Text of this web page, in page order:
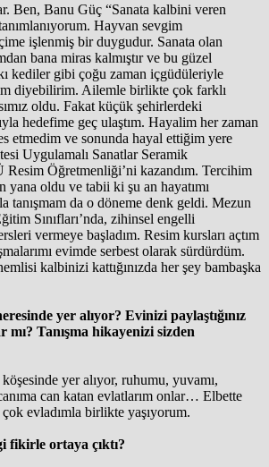
Ben, Banu Güç “Sanata kalbini veren
Hayvan sevgim
işlenmiş bir duygudur. Sanata olan
bana miras kalmıştır ve bu güzel
kediler gibi çoğu zaman içgüdüleriyle
diyebilirim. Ailemle birlikte çok farklı
oldu. Fakat küçük şehirlerdeki
hedefime geç ulaştım. Hayalim her zaman
etmedim ve sonunda hayal ettiğim yere
Uygulamalı Sanatlar Seramik
Öğretmenliği’ni kazandım. Tercihim
yana oldu ve tabii ki şu an hayatımı
tanışmam da o döneme denk geldi. Mezun
Sınıfları’nda, zihinsel engelli
vermeye başladım. Resim kursları açtım
evimde serbest olarak sürdürdüm.
kalbinizi kattığınızda her şey bambaşka
yer alıyor? Evinizi paylaştığınız
Tanışma hikayenizi sizden
yer alıyor, ruhumu, yuvamı,
can katan evlatlarım onlar… Elbette
evladımla birlikte yaşıyorum.
fikirle ortaya çıktı?